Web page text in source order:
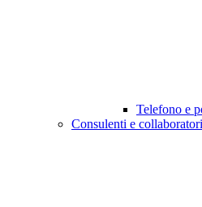
Telefono e
Consulenti e collaboratori